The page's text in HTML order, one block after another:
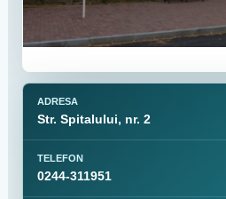
ADRESA
Str. Spitalului, nr. 2
TELEFON
0244-311951